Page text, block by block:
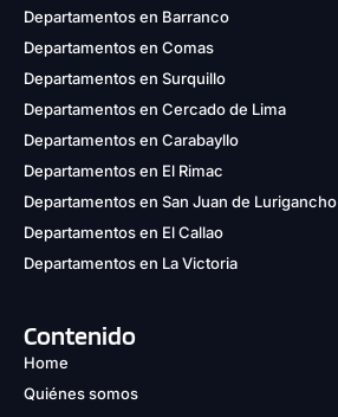
Departamentos en Barranco
Departamentos en Comas
Departamentos en Surquillo
Departamentos en Cercado de Lima
Departamentos en Carabayllo
Departamentos en El Rimac
Departamentos en San Juan de Lurigancho
Departamentos en El Callao
Departamentos en La Victoria
Contenido
Home
Quiénes somos